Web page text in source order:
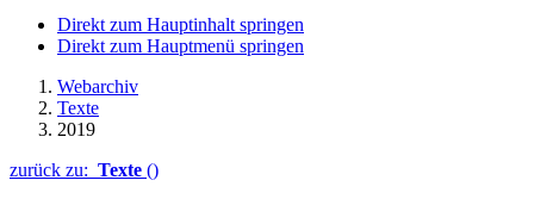
Direkt zum Hauptinhalt springen
Direkt zum Hauptmenü springen
Webarchiv
Texte
2019
zurück zu: Texte ()